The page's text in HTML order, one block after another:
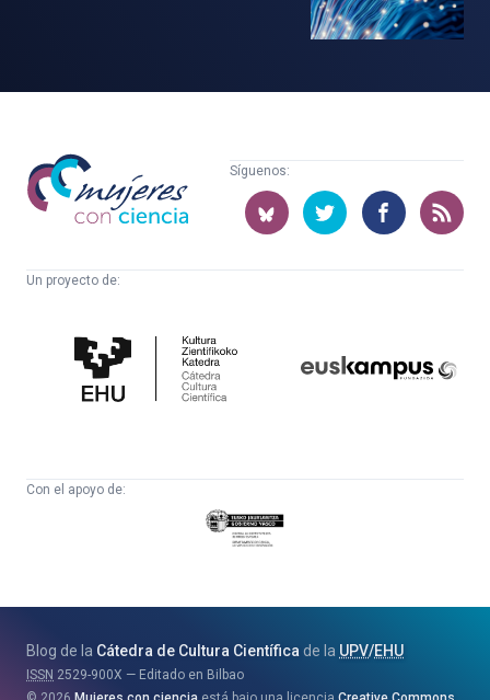
Mujeres
con
ciencia
Síguenos:
Un proyecto de:
Cultura
Científica
Con el apoyo de:
Eusko
Jaurlaritza
eta
Berrikuntza
Blog de la Cátedra de Cultura Científica de la UPV/EHU
ISSN 2529-900X
Editado en Bilbao